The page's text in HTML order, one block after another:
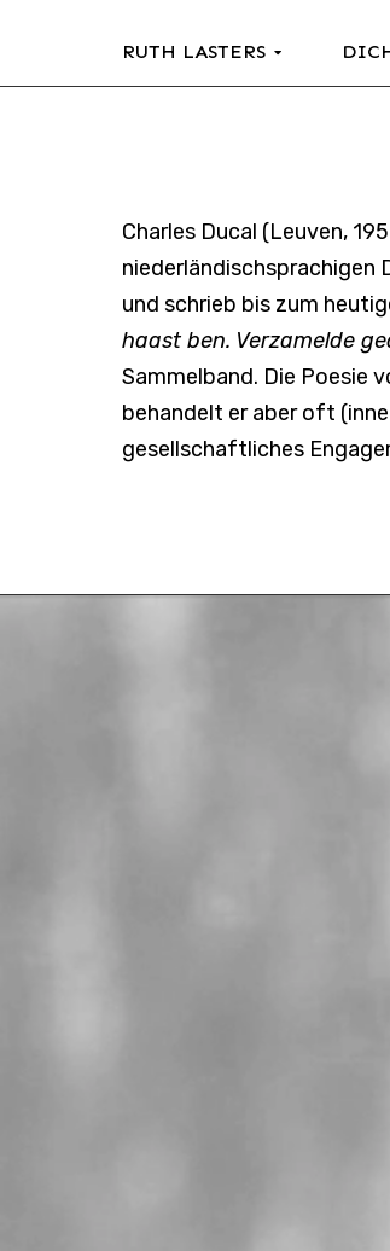
RUTH LASTERS
Charles Ducal (Leuven,
niederländischsprachigen
und schrieb bis zum
haast ben. Verzamelde
Sammelband. Die Poesie
behandelt er aber oft
gesellschaftliches